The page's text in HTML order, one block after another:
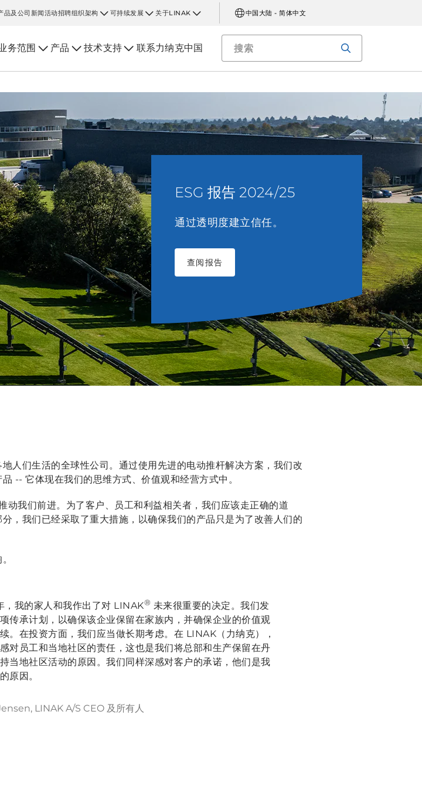
品及公司新闻活动招聘组织架构 可持续发展 关于LINAK 中国大陆 - 简体中文
务范围 产品 技术支持 联系力纳克中国
ESG 报告 2024/25
通过透明度建立信任。
查阅报告
人们生活的全球性公司。通过使用先进的电动推杆解决方案，我们改
-- 它体现在我们的思维方式、价值观和经营方式中。
我们前进。为了客户、员工和利益相关者，我们应该走正确的道
，我们已经采取了重大措施，以确保我们的产品只是为了改善人们的
，我的家人和我作出了对 LINAK® 未来很重要的决定。我们发
传承计划，以确保该企业保留在家族内，并确保企业的价值观
。在投资方面，我们应当做长期考虑。在 LINAK（力纳克），
对员工和当地社区的责任，这也是我们将总部和生产保留在丹
当地社区活动的原因。我们同样深感对客户的承诺，他们是我
原因。
LINAK A/S CEO 及所有人